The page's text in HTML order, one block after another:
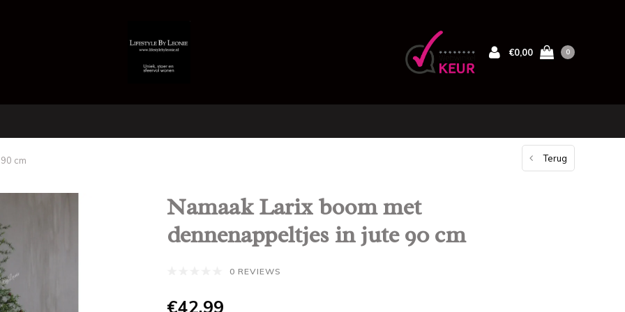
€0,00 0
cm Terug
Namaak Larix boom met
dennenappeltjes in jute 90 cm
0 REVIEWS
€42,99